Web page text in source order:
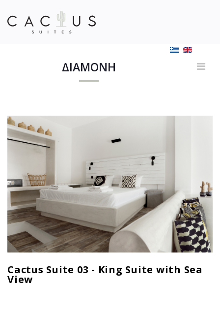
ΔΙΑΜΟΝΗ
Cactus Suite 03 - King Suite with Sea
View